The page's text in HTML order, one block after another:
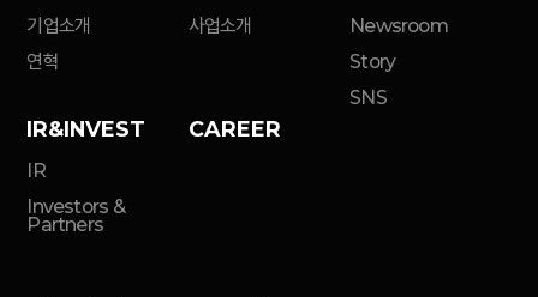
기업소개
연혁
사업소개
Newsroom
Story
SNS
IR&INVEST
IR
Investors &
Partners
CAREER